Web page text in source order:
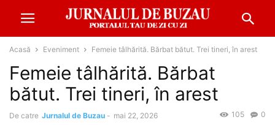
Acasă Eveniment Femeie tâlhărită. Bărbat bătut. Trei tineri, în arest
Femeie tâlhărită. Bărbat
bătut. Trei tineri, în arest
De catre Jurnalul de Buzau - mai 22, 2026 0
105